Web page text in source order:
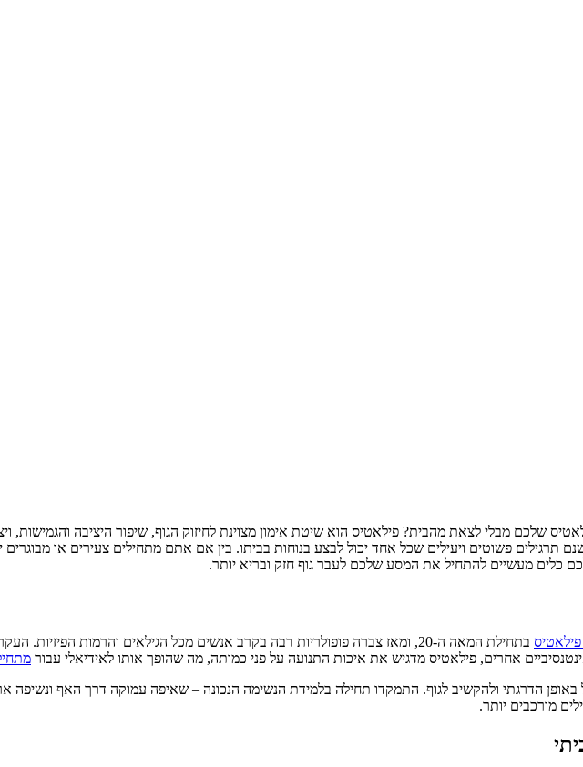
מבלי לצאת מהבית? פילאטיס הוא שיטת אימון מצוינת לחיזוק הגוף, שיפור היציבה והגמישות,
תרגילים פשוטים ויעילים שכל אחד יכול לבצע בנוחות בביתו. בין אם אתם מתחילים צעירים או
כלים מעשיים להתחיל את המסע שלכם לעבר גוף חזק ובריא יותר.
פילאטיס בתחילת המאה ה-20, ומאז צברה פופולריות רבה בקרב אנשים מכל הגילאים והרמות הפיזיות. העקרונות הבסיסיים של פילאטיס כוללים מיקוד
אחרים, פילאטיס מדגיש את איכות התנועה על פני כמותה, מה שהופך אותו לאידיאלי עבור
הדרגתי ולהקשיב לגוף. התמקדו תחילה בלמידת הנשימה הנכונה – שאיפה עמוקה דרך האף ונשיפה
מורכבים יותר.